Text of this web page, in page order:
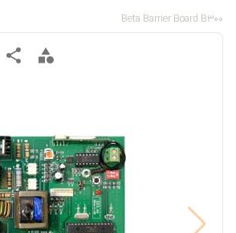
Beta Barrier Board B300